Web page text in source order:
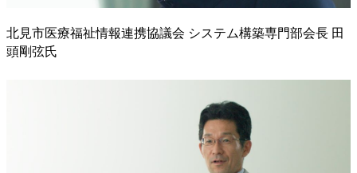
北見市医療福祉情報連携協議会 システム構築専門部会長 田
頭剛弦氏